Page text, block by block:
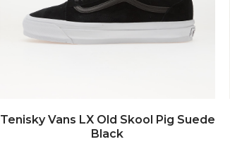
Tenisky Vans LX Old Skool Pig Suede
Black